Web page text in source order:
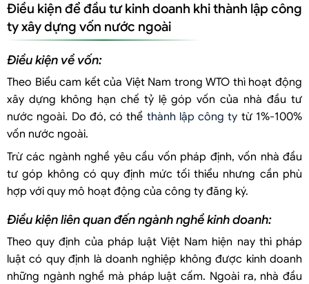
Điều kiện để đầu tư kinh doanh khi thành lập công
ty xây dựng vốn nước ngoài
Điều kiện về vốn:
Theo Biểu cam kết của Việt Nam trong WTO thì hoạt động
xây dựng không hạn chế tỷ lệ góp vốn của nhà đầu tư
nước ngoài. Do đó, có thể thành lập công ty từ 1%-100%
vốn nước ngoài.
Trừ các ngành nghề yêu cầu vốn pháp định, vốn nhà đầu
tư góp không có quy định mức tối thiểu nhưng cần phù
hợp với quy mô hoạt động của công ty đăng ký.
Điều kiện liên quan đến ngành nghề kinh doanh:
Theo quy định của pháp luật Việt Nam hiện nay thì pháp
luật có quy định là doanh nghiệp không được kinh doanh
những ngành nghề mà pháp luật cấm. Ngoài ra, nhà đầu